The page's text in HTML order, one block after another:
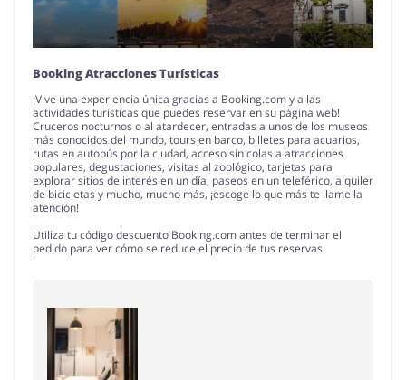
Booking Atracciones Turísticas
¡Vive una experiencia única gracias a Booking.com y a las
actividades turísticas que puedes reservar en su página web!
Cruceros nocturnos o al atardecer, entradas a unos de los museos
más conocidos del mundo, tours en barco, billetes para acuarios,
rutas en autobús por la ciudad, acceso sin colas a atracciones
populares, degustaciones, visitas al zoológico, tarjetas para
explorar sitios de interés en un día, paseos en un teleférico, alquiler
de bicicletas y mucho, mucho más, ¡escoge lo que más te llame la
atención!
Utiliza tu código descuento Booking.com antes de terminar el
pedido para ver cómo se reduce el precio de tus reservas.